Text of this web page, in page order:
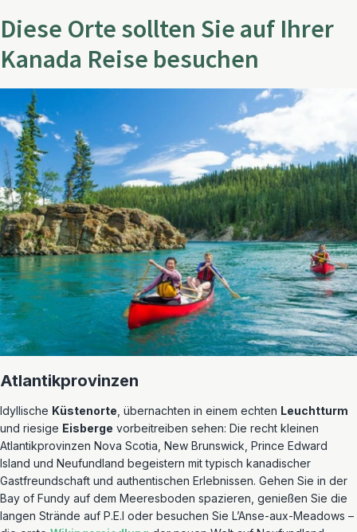
Diese Orte sollten Sie auf Ihrer
Kanada Reise besuchen
Atlantikprovinzen
Idyllische Küstenorte , übernachten in einem echten Leuchtturm
und riesige Eisberge vorbeitreiben sehen: Die recht kleinen
Atlantikprovinzen Nova Scotia, New Brunswick, Prince Edward
Island und Neufundland begeistern mit typisch kanadischer
Gastfreundschaft und authentischen Erlebnissen. Gehen Sie in der
Bay of Fundy auf dem Meeresboden spazieren, genießen Sie die
langen Strände auf P.E.I oder besuchen Sie L’Anse-aux-Meadows –